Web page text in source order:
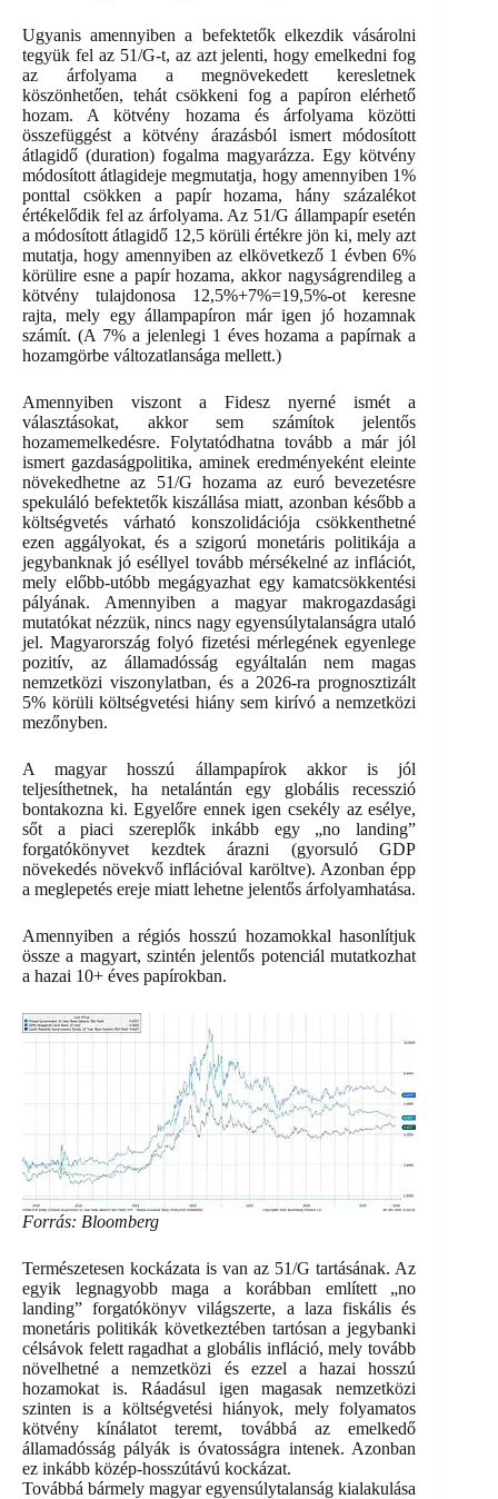
Ugyanis amennyiben a befektetők elkezdik vásárolni
tegyük fel az 51/G-t, az azt jelenti, hogy emelkedni fog
az árfolyama a megnövekedett keresletnek
köszönhetően, tehát csökkeni fog a papíron elérhető
hozam. A kötvény hozama és árfolyama közötti
összefüggést a kötvény árazásból ismert módosított
átlagidő (duration) fogalma magyarázza. Egy kötvény
módosított átlagideje megmutatja, hogy amennyiben 1%
ponttal csökken a papír hozama, hány százalékot
értékelődik fel az árfolyama. Az 51/G állampapír esetén
a módosított átlagidő 12,5 körüli értékre jön ki, mely azt
mutatja, hogy amennyiben az elkövetkező 1 évben 6%
körülire esne a papír hozama, akkor nagyságrendileg a
kötvény tulajdonosa 12,5%+7%=19,5%-ot keresne
rajta, mely egy állampapíron már igen jó hozamnak
számít. (A 7% a jelenlegi 1 éves hozama a papírnak a
hozamgörbe változatlansága mellett.)
Amennyiben viszont a Fidesz nyerné ismét a
választásokat, akkor sem számítok jelentős
hozamemelkedésre. Folytatódhatna tovább a már jól
ismert gazdaságpolitika, aminek eredményeként eleinte
növekedhetne az 51/G hozama az euró bevezetésre
spekuláló befektetők kiszállása miatt, azonban később a
költségvetés várható konszolidációja csökkenthetné
ezen aggályokat, és a szigorú monetáris politikája a
jegybanknak jó eséllyel tovább mérsékelné az inflációt,
mely előbb-utóbb megágyazhat egy kamatcsökkentési
pályának. Amennyiben a magyar makrogazdasági
mutatókat nézzük, nincs nagy egyensúlytalanságra utaló
jel. Magyarország folyó fizetési mérlegének egyenlege
pozitív, az államadósság egyáltalán nem magas
nemzetközi viszonylatban, és a 2026-ra prognosztizált
5% körüli költségvetési hiány sem kirívó a nemzetközi
mezőnyben.
A magyar hosszú állampapírok akkor is jól
teljesíthetnek, ha netalántán egy globális recesszió
bontakozna ki. Egyelőre ennek igen csekély az esélye,
sőt a piaci szereplők inkább egy „no landing”
forgatókönyvet kezdtek árazni (gyorsuló GDP
növekedés növekvő inflációval karöltve). Azonban épp
a meglepetés ereje miatt lehetne jelentős árfolyamhatása.
Amennyiben a régiós hosszú hozamokkal hasonlítjuk
össze a magyart, szintén jelentős potenciál mutatkozhat
a hazai 10+ éves papírokban.
Forrás: Bloomberg
Természetesen kockázata is van az 51/G tartásának. Az
egyik legnagyobb maga a korábban említett „no
landing” forgatókönyv világszerte, a laza fiskális és
monetáris politikák következtében tartósan a jegybanki
célsávok felett ragadhat a globális infláció, mely tovább
növelhetné a nemzetközi és ezzel a hazai hosszú
hozamokat is. Ráadásul igen magasak nemzetközi
szinten is a költségvetési hiányok, mely folyamatos
kötvény kínálatot teremt, továbbá az emelkedő
államadósság pályák is óvatosságra intenek. Azonban
ez inkább közép-hosszútávú kockázat.
Továbbá bármely magyar egyensúlytalanság kialakulása